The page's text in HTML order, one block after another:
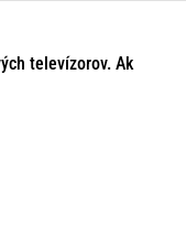
televízorov. Ak